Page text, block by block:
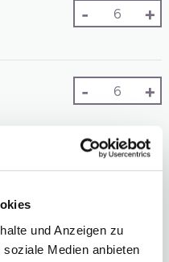
und Anzeigen zu
Medien anbieten
- +
- +